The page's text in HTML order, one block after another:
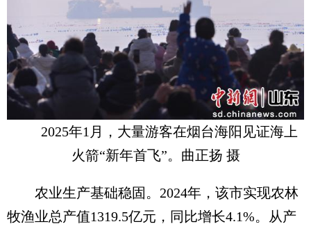
2025年1月，大量游客在烟台海阳见证海上
火箭“新年首飞”。曲正扬 摄
农业生产基础稳固。2024年，该市实现农林
牧渔业总产值1319.5亿元，同比增长4.1%。从产